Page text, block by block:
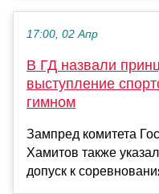
17:00, 02 Апр
В ГД назвали
выступление
гимном
Зампред комитета
Хамитов также
допуск к